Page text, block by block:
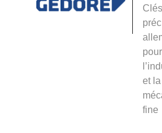
pour
et la
fine